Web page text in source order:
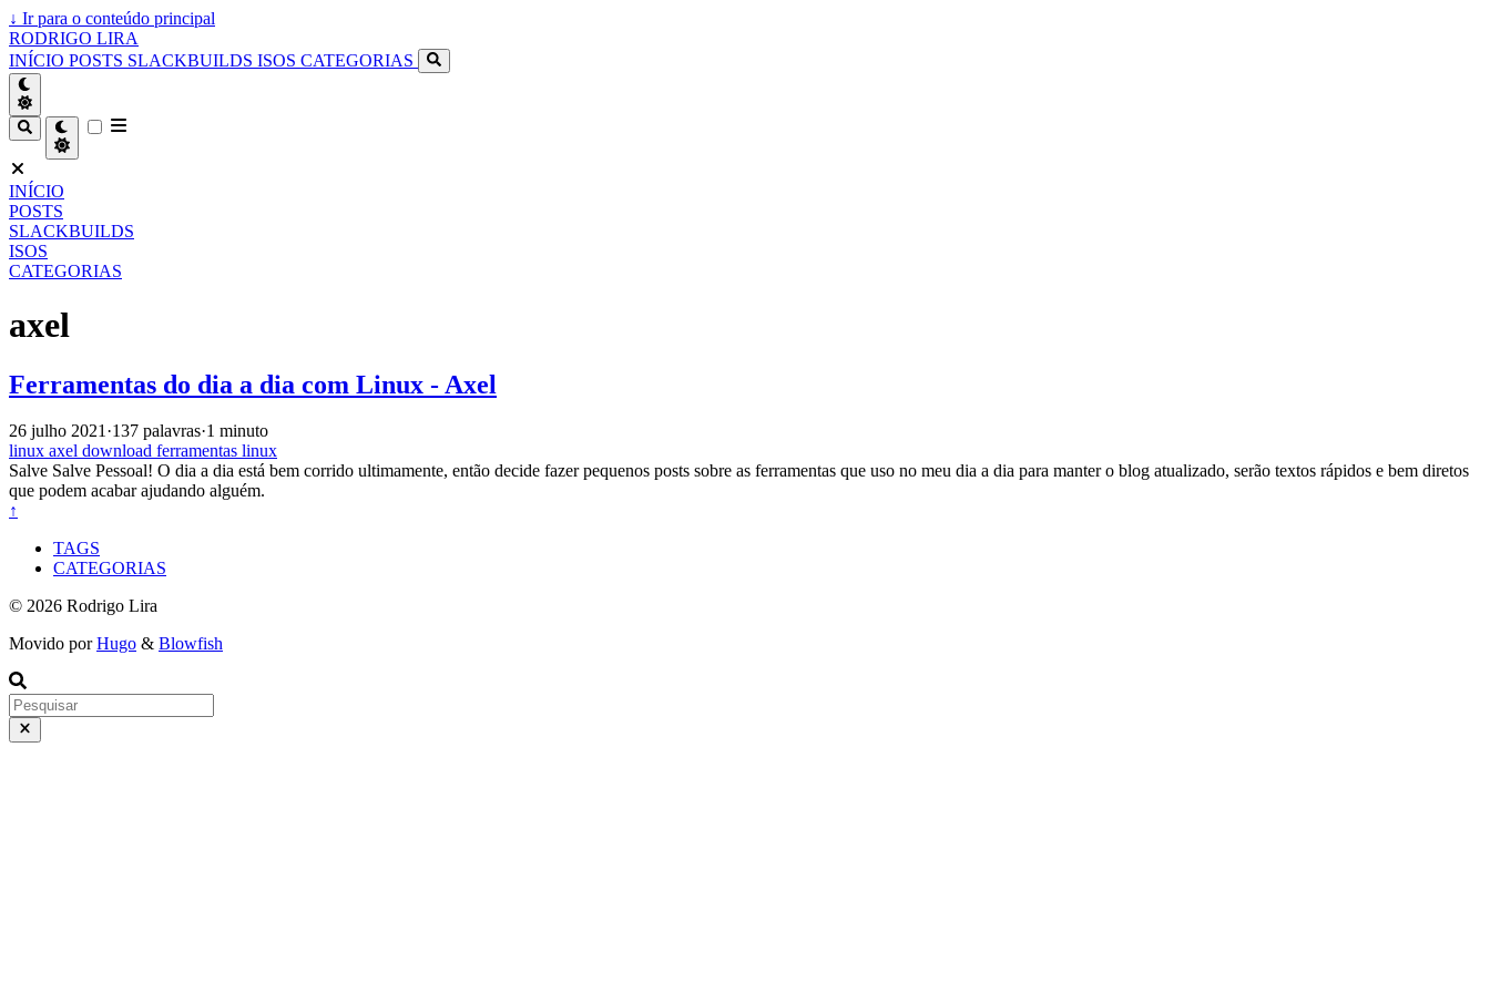
↓ Ir para o conteúdo principal
RODRIGO LIRA
INÍCIO POSTS SLACKBUILDS ISOS CATEGORIAS
INÍCIO
POSTS
SLACKBUILDS
ISOS
CATEGORIAS
axel
Ferramentas do dia a dia com Linux - Axel
26 julho 2021·137 palavras·1 minuto
linux axel download ferramentas linux
Salve Salve Pessoal! O dia a dia está bem corrido ultimamente, então decide fazer pequenos posts sobre as ferramentas que uso no meu dia a dia para manter o blog atualizado, serão textos rápidos e bem diretos
que podem acabar ajudando alguém.
↑
TAGS
CATEGORIAS
© 2026 Rodrigo Lira
Movido porHugo & Blowfish